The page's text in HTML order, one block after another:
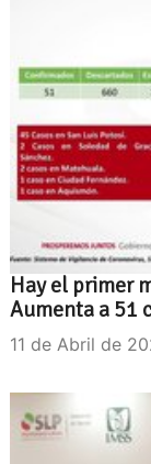
Hay el primer
Aumenta a 51
11 de Abril de